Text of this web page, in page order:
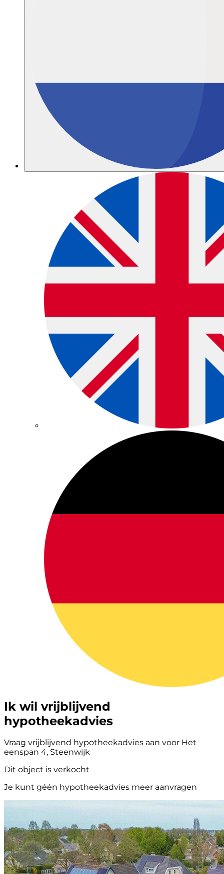
Ik wil vrijblijvend
hypotheekadvies
Vraag vrijblijvend hypotheekadvies aan voor Het
eenspan 4, Steenwijk
Dit object is verkocht
Je kunt géén hypotheekadvies meer aanvragen